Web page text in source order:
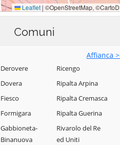
Comuni
Affianca
Derovere
Dovera
Fiesco
Formigara
Gabbioneta-
Binanuova
Ricengo
Ripalta Arpina
Ripalta Cremasca
Ripalta Guerina
Rivarolo del Re
ed Uniti